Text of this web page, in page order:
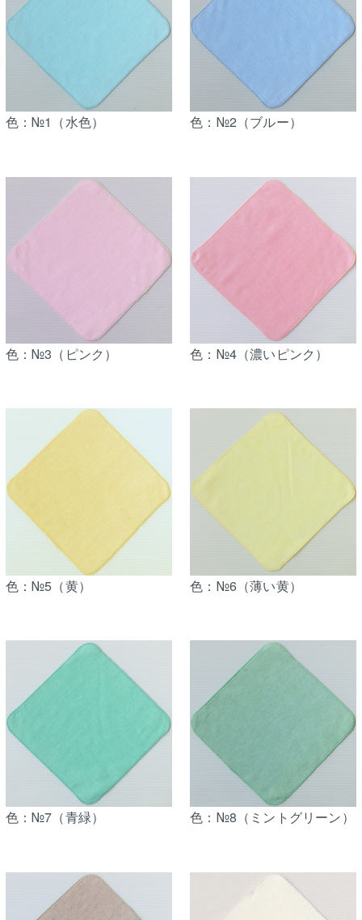
色：№1（水色） 色：№2（ブルー）
色：№3（ピンク） 色：№4（濃いピンク）
色：№5（黄） 色：№6（薄い黄）
色：№7（青緑） 色：№8（ミントグリーン）